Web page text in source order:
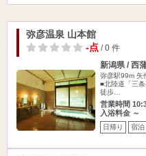
弥彦温泉 山本館
-点/ 0 件
新潟県 / 西
弥彦駅99m 矢
■北陸道「三
徒歩…
営業時間
入浴料金 ～
日帰り 宿泊